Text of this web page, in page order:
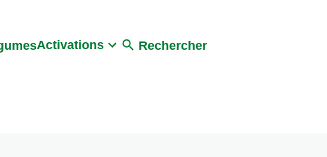
Activations Rechercher